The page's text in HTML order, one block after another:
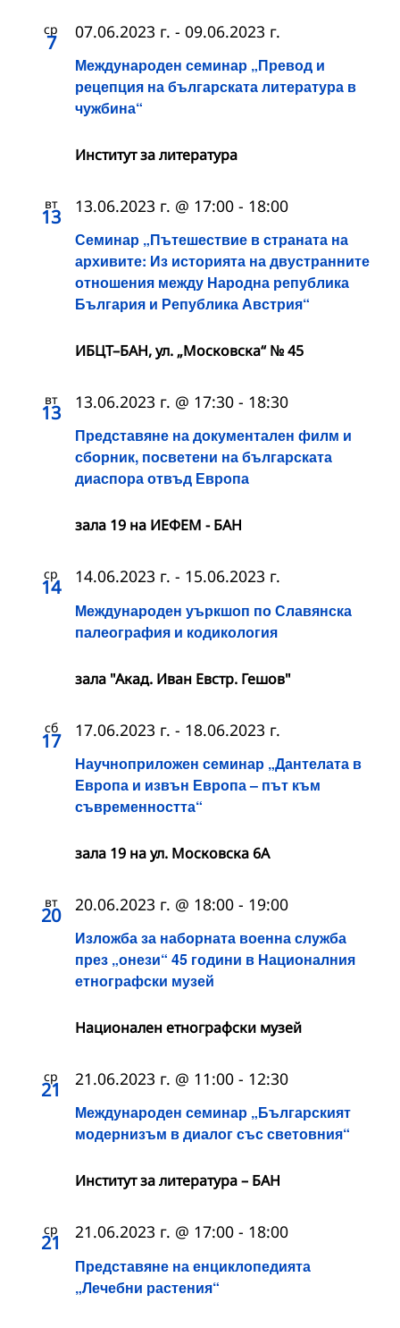
ср
7
Международен семинар „Превод и
рецепция на българската литература в
чужбина“
07.06.2023 г. - 09.06.2023 г.
Институт за литература
вт
13
Семинар „Пътешествие в страната на
архивите: Из историята на двустранните
отношения между Народна република
България и Република Австрия“
13.06.2023 г. @ 17:00 - 18:00
ИБЦТ–БАН, ул. „Московска“ № 45
вт
13
Представяне на документален филм и
сборник, посветени на българската
диаспора отвъд Европа
13.06.2023 г. @ 17:30 - 18:30
зала 19 на ИЕФЕМ - БАН
ср
14
Международен уъркшоп по Славянска
палеография и кодикология
14.06.2023 г. - 15.06.2023 г.
зала "Акад. Иван Евстр. Гешов"
сб
17
Научноприложен семинар „Дантелата в
Европа и извън Европа – път към
съвременността“
17.06.2023 г. - 18.06.2023 г.
зала 19 на ул. Московска 6А
вт
20
Изложба за наборната военна служба
през „онези“ 45 години в Националния
етнографски музей
20.06.2023 г. @ 18:00 - 19:00
Национален етнографски музей
ср
21
Международен семинар „Българският
модернизъм в диалог със световния“
21.06.2023 г. @ 11:00 - 12:30
Институт за литература – БАН
ср
21
Представяне на енциклопедията
„Лечебни растения“
21.06.2023 г. @ 17:00 - 18:00